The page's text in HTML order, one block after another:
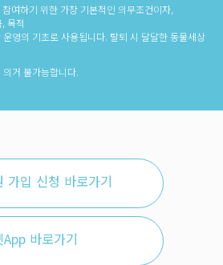
여하기 위한 가장 기본적인 의무조건이자,
목적
영의 기초로 사용됩니다. 탈퇴 시 달달한 동물세상
거 불가능합니다.
가입 신청 바로가기
App 바로가기